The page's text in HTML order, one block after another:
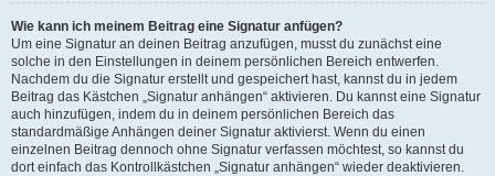
Wie kann ich meinem Beitrag eine Signatur anfügen?
Um eine Signatur an deinen Beitrag anzufügen, musst du zunächst eine
solche in den Einstellungen in deinem persönlichen Bereich entwerfen.
Nachdem du die Signatur erstellt und gespeichert hast, kannst du in jedem
Beitrag das Kästchen „Signatur anhängen“ aktivieren. Du kannst eine Signatur
auch hinzufügen, indem du in deinem persönlichen Bereich das
standardmäßige Anhängen deiner Signatur aktivierst. Wenn du einen
einzelnen Beitrag dennoch ohne Signatur verfassen möchtest, so kannst du
dort einfach das Kontrollkästchen „Signatur anhängen“ wieder deaktivieren.